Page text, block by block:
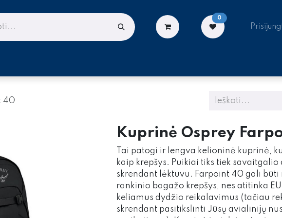
0
40
Kuprinė Osprey
Tai patogi ir lengva kelioninė kuprinė,
kaip krepšys. Puikiai tiks tiek savaitgalio
skrendant lėktuvu. Farpoint 40 gali būti
rankinio bagažo krepšys, nes atitinka
keliamus dydžio reikalavimus (tačiau
skrendant pasitikslinti Jūsų avialinijų